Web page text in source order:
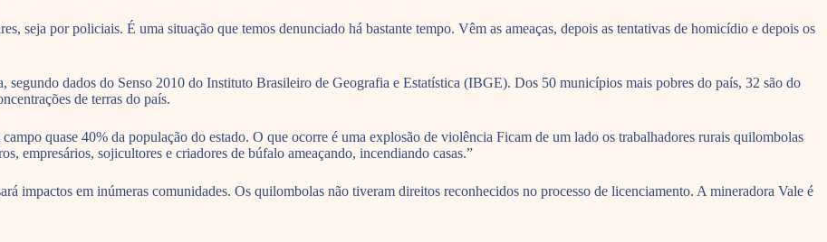
seja por policiais. É uma situação que temos denunciado há bastante tempo. Vêm as ameaças, depois as tentativas de homicídio e depois os
segundo dados do Senso 2010 do Instituto Brasileiro de Geografia e Estatística (IBGE). Dos 50 municípios mais pobres do país, 32 são do
de terras do país.
quase 40% da população do estado. O que ocorre é uma explosão de violência Ficam de um lado os trabalhadores rurais quilombolas
empresários, sojicultores e criadores de búfalo ameaçando, incendiando casas.”
impactos em inúmeras comunidades. Os quilombolas não tiveram direitos reconhecidos no processo de licenciamento. A mineradora Vale é